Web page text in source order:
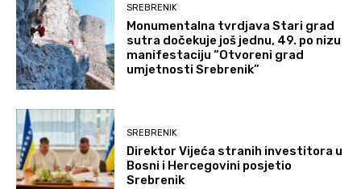
SREBRENIK
Monumentalna tvrdjava Stari grad
sutra dočekuje još jednu, 49. po nizu
manifestaciju “Otvoreni grad
umjetnosti Srebrenik”
SREBRENIK
Direktor Vijeća stranih investitora u
Bosni i Hercegovini posjetio
Srebrenik